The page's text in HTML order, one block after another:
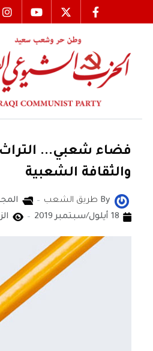
فضاء شعبي...
والثقافة الشعبية
By طريق الشعب
18 أيلول/سبتمبر 2019